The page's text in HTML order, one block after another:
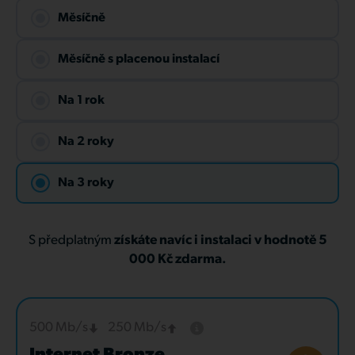
Měsíčně
Měsíčně s placenou instalací
Na 1 rok
Na 2 roky
Na 3 roky
S předplatným získáte navíc i instalaci v hodnotě 5
000 Kč zdarma.